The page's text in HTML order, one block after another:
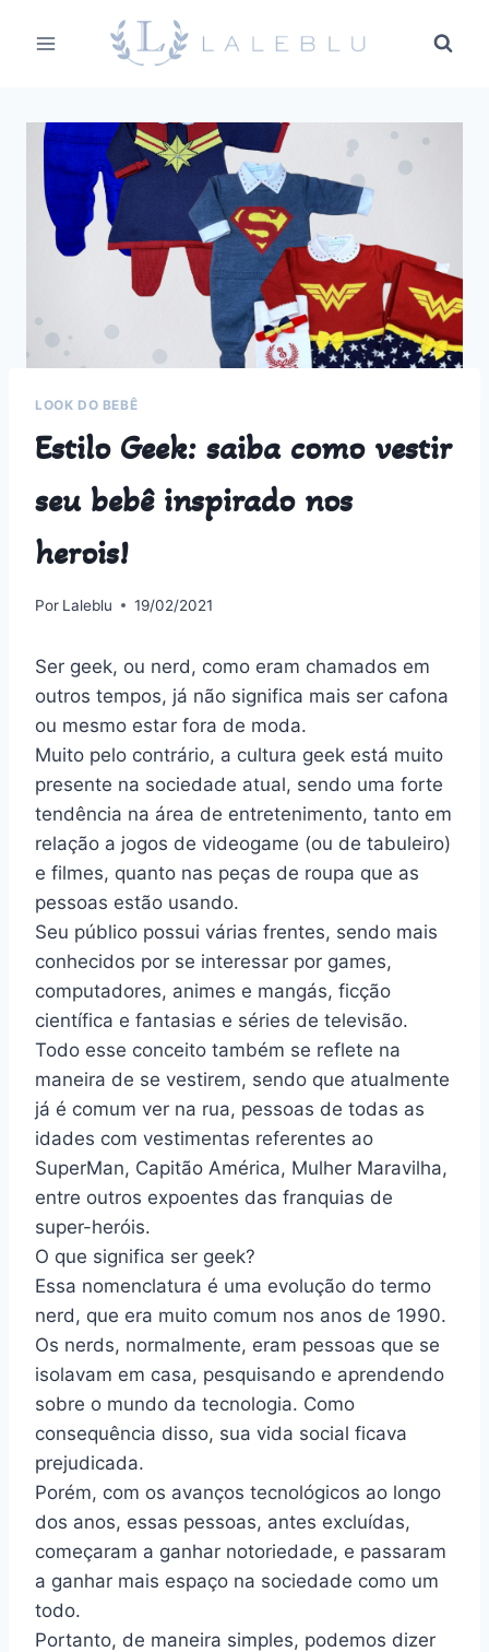
para
LOOK DO BEBÊ
Estilo Geek: saiba como vestir
seu bebê inspirado nos
herois!
Por Laleblu 19/02/2021
Ser geek, ou nerd, como eram chamados em
outros tempos, já não significa mais ser cafona
ou mesmo estar fora de moda.
Muito pelo contrário, a cultura geek está muito
presente na sociedade atual, sendo uma forte
tendência na área de entretenimento, tanto em
relação a jogos de videogame (ou de tabuleiro)
e filmes, quanto nas peças de roupa que as
pessoas estão usando.
Seu público possui várias frentes, sendo mais
conhecidos por se interessar por games,
computadores, animes e mangás, ficção
científica e fantasias e séries de televisão.
Todo esse conceito também se reflete na
maneira de se vestirem, sendo que atualmente
já é comum ver na rua, pessoas de todas as
idades com vestimentas referentes ao
SuperMan, Capitão América, Mulher Maravilha,
entre outros expoentes das franquias de
super-heróis.
O que significa ser geek?
Essa nomenclatura é uma evolução do termo
nerd, que era muito comum nos anos de 1990.
Os nerds, normalmente, eram pessoas que se
isolavam em casa, pesquisando e aprendendo
sobre o mundo da tecnologia. Como
consequência disso, sua vida social ficava
prejudicada.
Porém, com os avanços tecnológicos ao longo
dos anos, essas pessoas, antes excluídas,
começaram a ganhar notoriedade, e passaram
a ganhar mais espaço na sociedade como um
todo.
Portanto, de maneira simples, podemos dizer